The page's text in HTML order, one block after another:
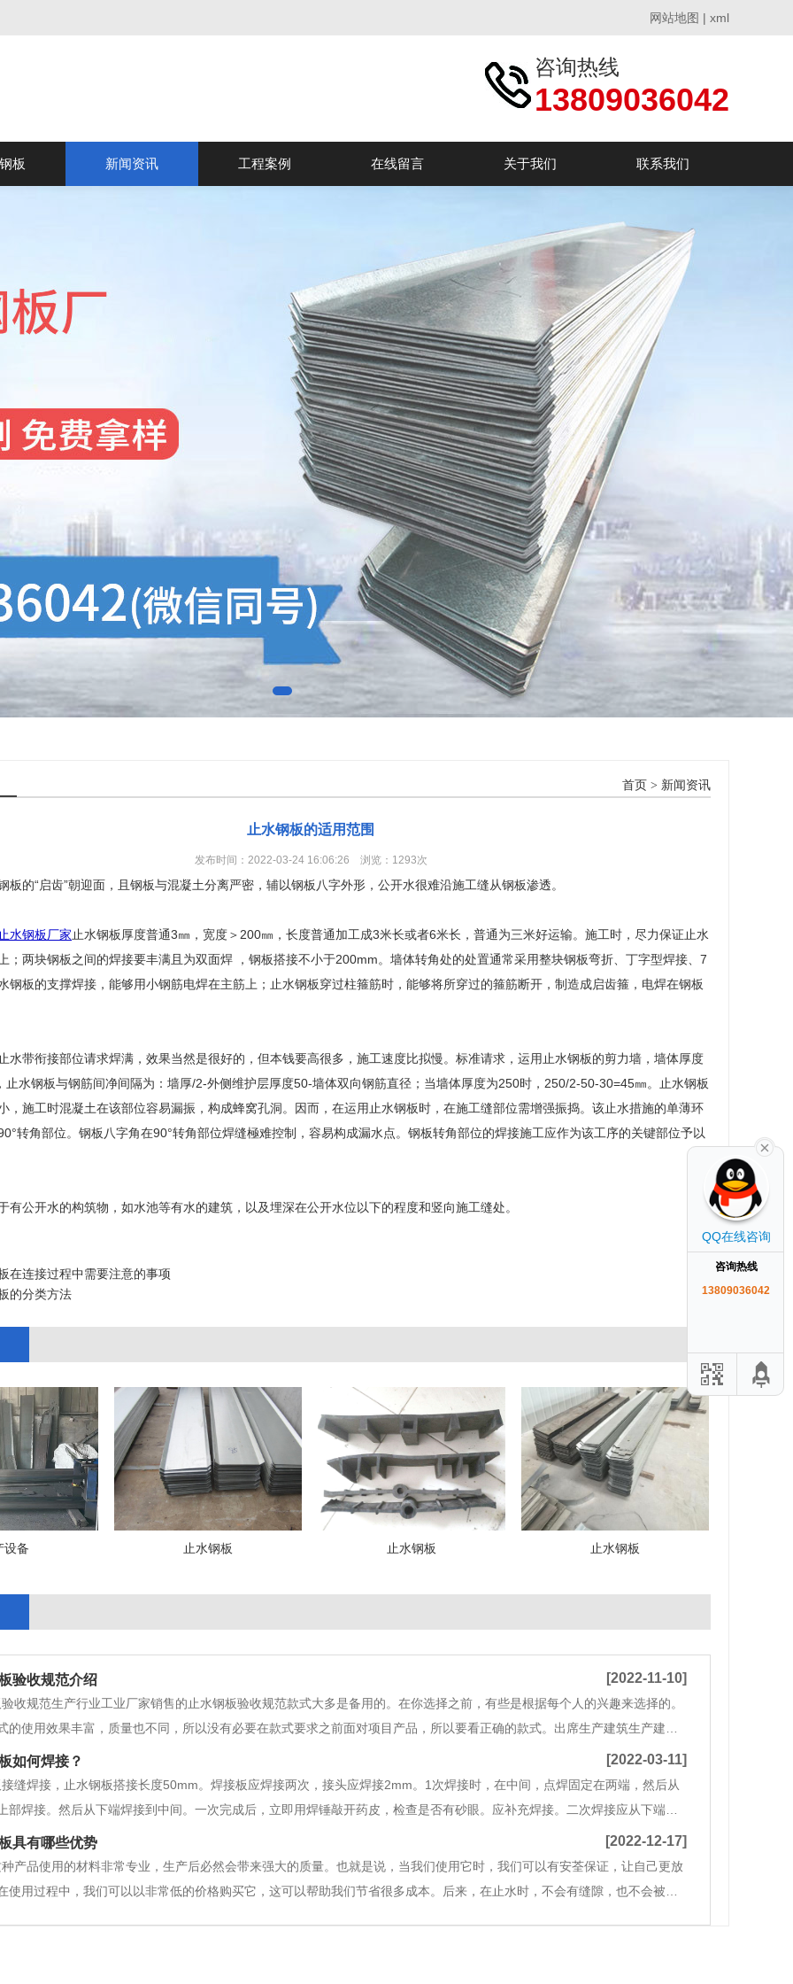
网站地图 | xml
咨询热线
13809036042
板 新闻资讯 工程案例 在线留言 关于我们 联系我们
首页 > 新闻资讯
止水钢板的适用范围
发布时间：2022-03-24 16:06:26 浏览：1293次
板的“启齿”朝迎面，且钢板与混凝土分离严密，辅以钢板八字外形，公开水很难沿施工缝从钢板渗透。
水钢板厂家 止水钢板厚度普通3㎜，宽度＞200㎜，长度普通加工成3米长或者6米长，普通为三米好运输。施工时，尽力保证止水
；两块钢板之间的焊接要丰满且为双面焊 ，钢板搭接不小于200mm。墙体转角处的处置通常采用整块钢板弯折、丁字型焊接、7
钢板的支撑焊接，能够用小钢筋电焊在主筋上；止水钢板穿过柱箍筋时，能够将所穿过的箍筋断开，制造成启齿箍，电焊在钢板
水带衔接部位请求焊满，效果当然是很好的，但本钱要高很多，施工速度比拟慢。标准请求，运用止水钢板的剪力墙，墙体厚度
止水钢板与钢筋间净间隔为：墙厚/2-外侧维护层厚度50-墙体双向钢筋直径；当墙体厚度为250时，250/2-50-30=45㎜。止水钢板
，施工时混凝土在该部位容易漏振，构成蜂窝孔洞。因而，在运用止水钢板时，在施工缝部位需增强振捣。该止水措施的单薄环
转角部位。钢板八字角在90°转角部位焊缝極难控制，容易构成漏水点。钢板转角部位的焊接施工应作为该工序的关键部位予以
有公开水的构筑物，如水池等有水的建筑，以及埋深在公开水位以下的程度和竖向施工缝处。
在连接过程中需要注意的事项
的分类方法
设备 止水钢板 止水钢板 止水钢板
验收规范介绍 [2022-11-10]
收规范生产行业工业厂家销售的止水钢板验收规范款式大多是备用的。在你选择之前，有些是根据每个人的兴趣来选择的。
的使用效果丰富，质量也不同，所以没有必要在款式要求之前面对项目产品，所以要看正确的款式。出席生产建筑生产建筑
伙人项目备用止水钢板验收规范，整体效果更好。保持不必要的人，不知道止水钢板验收规范的质量。止水钢板验收规范生
厂家通常如下。一些零件和建筑材
如何焊接？ [2022-03-11]
缝焊接，止水钢板搭接长度50mm。焊接板应焊接两次，接头应焊接2mm。1次焊接时，在中间，点焊固定在两端，然后从
部焊接。然后从下端焊接到中间。一次完成后，立即用焊锤敲开药皮，检查是否有砂眼。应补充焊接。二次焊接应从下端开
水钢板(坡道除外):止水钢板应放置在外墙，两端弯曲面朝向迎水面。横板止水带确定水平高度后，应根据建筑高度控制点进
钢板止水带上口拉线，
具有哪些优势 [2022-12-17]
产品使用的材料非常专业，生产后必然会带来强大的质量。也就是说，当我们使用它时，我们可以有安荃保证，让自己更放
使用过程中，我们可以以非常低的价格购买它，这可以帮助我们节省很多成本。后来，在止水时，不会有缝隙，也不会被水
QQ在线咨询
咨询热线
13809036042